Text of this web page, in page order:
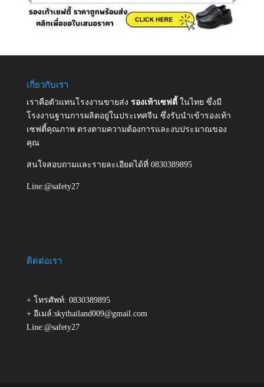
เกี่ยวกับเรา
เราคือตัวแทนโรงงานขายส่ง รองเท้าเซฟตี้ ในไทย ซึ่งมี
โรงงานฐานการผลิตอยู่ในประเทศจีน ซึ่งรับนำเข้ารองเท้า
เซฟตี้คุณภาพ ตรงตามความต้องการและงบประมาณของ
คุณ
สนใจสอบถามและรายละเอียดได้ที่ 0830389895
Line:@safety27
ติดต่อเรา
+ โทรศัพท์: 0830389895
+ อีเมล์:skythailand009@gmail.com
Line:@safety27